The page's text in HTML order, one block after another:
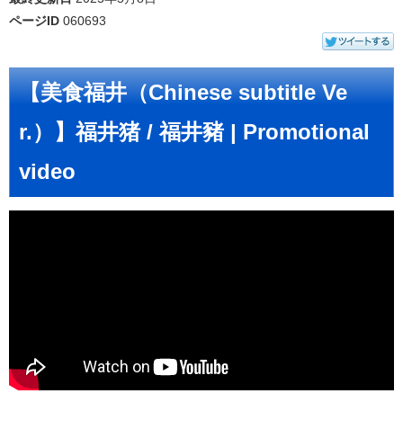
ページID 060693
【美食福井（Chinese subtitle Ve
r.）】福井猪 / 福井豬 | Promotional
video